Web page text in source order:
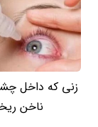
زنی که داخل
ناخن